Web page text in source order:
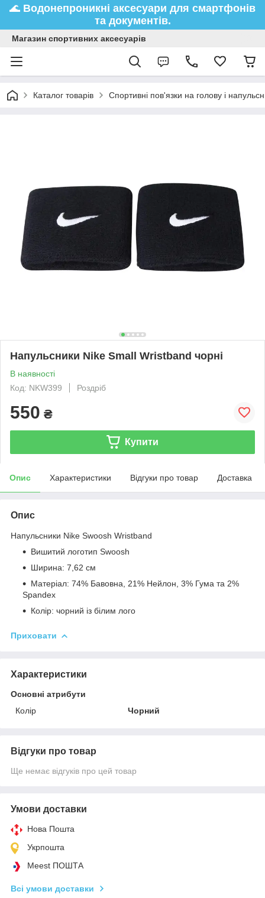
🌊 Водонепроникні аксесуари для смартфонів
та документів.
Магазин спортивних аксесуарів
Каталог товарів Спортивні пов'язки на голову і
Напульсники Nike Small Wristband чорні
В наявності
Код: NKW399
Роздріб
550 ₴
Купити
Опис Характеристики Відгуки про товар Доставка
Опис
Напульсники Nike Swoosh Wristband
Вишитий логотип Swoosh
Ширина: 7,62 см
Матеріал: 74% Бавовна, 21% Нейлон, 3% Гума та 2%
Spandex
Колір: чорний із білим лого
Приховати
Характеристики
Основні атрибути
Колір
Чорний
Відгуки про товар
Ще немає відгуків про цей товар
Умови доставки
Нова Пошта
Укрпошта
Meest ПОШТА
Всі умови доставки